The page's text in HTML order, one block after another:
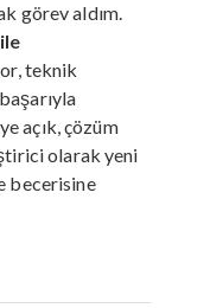
görev aldım.
teknik
açık, çözüm
olarak yeni
becerisine